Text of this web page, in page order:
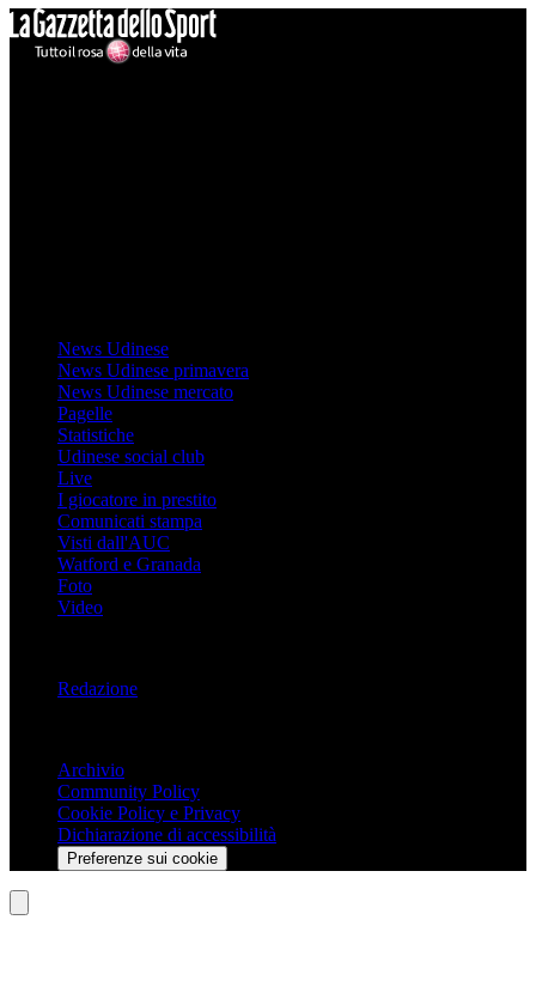
News Udinese
News Udinese primavera
News Udinese mercato
Pagelle
Statistiche
Udinese social club
Live
I giocatore in prestito
Comunicati stampa
Visti dall'AUC
Watford e Granada
Foto
Video
Redazione
Archivio
Community Policy
Cookie Policy e Privacy
Dichiarazione di accessibilità
Preferenze sui cookie